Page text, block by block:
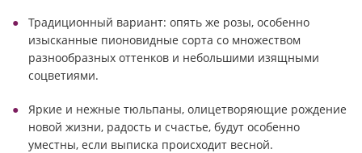
Традиционный вариант: опять же розы, особенно
изысканные пионовидные сорта со множеством
разнообразных оттенков и небольшими изящными
соцветиями.
Яркие и нежные тюльпаны, олицетворяющие рождение
новой жизни, радость и счастье, будут особенно
уместны, если выписка происходит весной.